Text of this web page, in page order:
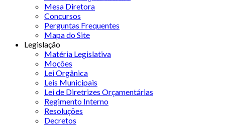
Mesa Diretora
Concursos
Perguntas Frequentes
Mapa do Site
Legislação
Matéria Legislativa
Moções
Lei Orgânica
Leis Municipais
Lei de Diretrizes Orçamentárias
Regimento Interno
Resoluções
Decretos